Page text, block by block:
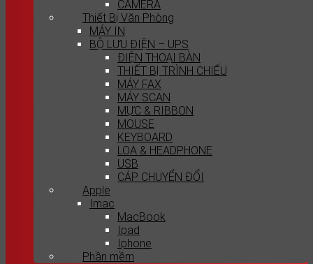
CAMERA
Thiết Bị Văn Phòng
MÁY IN
BỘ LƯU ĐIỆN – UPS
ĐIỆN THOẠI BÀN
THIẾT BỊ TRÌNH CHIẾU
MÁY FAX
MÁY SCAN
MỰC & RIBBON
MOUSE
KEYBOARD
LOA & HEADPHONE
USB
CÁP CHUYỂN ĐỔI
Apple
Imac
MacBook
Ipad
Iphone
Phần mềm